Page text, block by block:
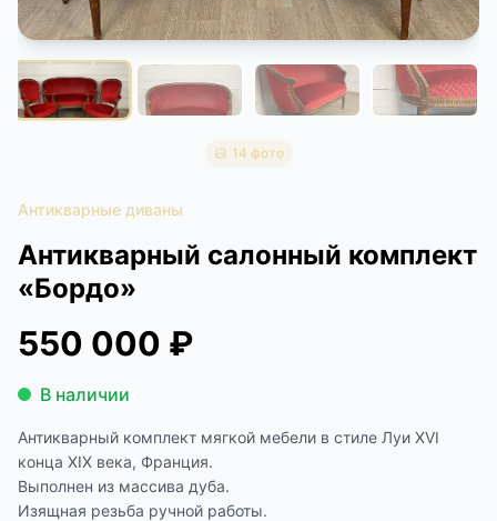
14 фото
Антикварные диваны
Антикварный салонный комплект
«Бордо»
550 000 ₽
В наличии
Антикварный комплект мягкой мебели в стиле Луи XVI
конца XIX века, Франция.
Выполнен из массива дуба.
Изящная резьба ручной работы.